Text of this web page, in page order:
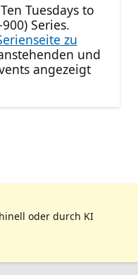
Tuesdays to
Series.
zu
und
angezeigt
oder durch KI